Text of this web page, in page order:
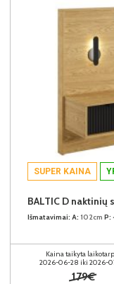
SUPER KAINA
BALTIC D naktinių
Išmatavimai: A: 102cm P:
Kaina taikyta
2026-06-28 iki 2026-
179€